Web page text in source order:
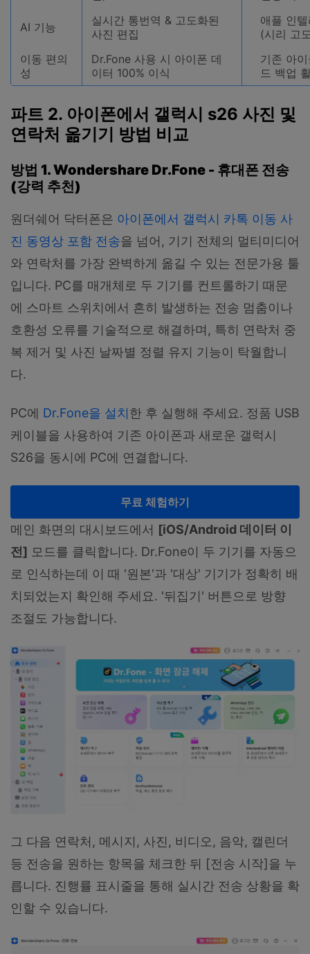
AI 기능
실시간 통번역 & 고도화된
사진 편집
애플 인
(시리 고
이동 편의
성
Dr.Fone 사용 시 아이폰 데
이터 100% 이식
기존 아
드 백업
파트 2. 아이폰에서 갤럭시 s26 사진 및
연락처 옮기기 방법 비교
방법 1. Wondershare Dr.Fone - 휴대폰 전송
(강력 추천)
원더쉐어 닥터폰은 아이폰에서 갤럭시 카톡 이동 사
진 동영상 포함 전송을 넘어, 기기 전체의 멀티미디어
와 연락처를 가장 완벽하게 옮길 수 있는 전문가용 툴
입니다. PC를 매개체로 두 기기를 컨트롤하기 때문
에 스마트 스위치에서 흔히 발생하는 전송 멈춤이나
호환성 오류를 기술적으로 해결하며, 특히 연락처 중
복 제거 및 사진 날짜별 정렬 유지 기능이 탁월합니
다.
PC에 Dr.Fone을 설치한 후 실행해 주세요. 정품 USB
케이블을 사용하여 기존 아이폰과 새로운 갤럭시
S26을 동시에 PC에 연결합니다.
무료 체험하기
메인 화면의 대시보드에서 [iOS/Android 데이터 이
전] 모드를 클릭합니다. Dr.Fone이 두 기기를 자동으
로 인식하는데 이 때 '원본'과 '대상' 기기가 정확히 배
치되었는지 확인해 주세요. '뒤집기' 버튼으로 방향
조절도 가능합니다.
그 다음 연락처, 메시지, 사진, 비디오, 음악, 캘린더
등 전송을 원하는 항목을 체크한 뒤 [전송 시작]을 누
릅니다. 진행률 표시줄을 통해 실시간 전송 상황을 확
인할 수 있습니다.